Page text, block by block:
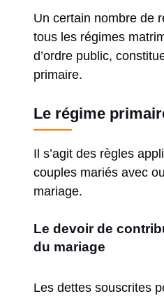
Un certain nombre de
tous les régimes
d’ordre public,
primaire.
Le régime
Il s’agit des règles
couples mariés avec
mariage.
Le devoir de
du mariage
Les dettes souscrites